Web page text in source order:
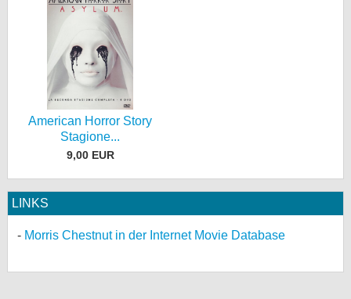
American Horror Story
Stagione...
9,00 EUR
LINKS
Morris Chestnut in der Internet Movie Database